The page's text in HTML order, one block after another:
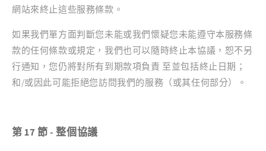
網站來終止這些服務條款。
如果我們單方面判斷您未能或我們懷疑您未能遵守本服務條
款的任何條款或規定，我們也可以隨時終止本協議，恕不另
行通知，您仍將對所有到期款項負責 至並包括終止日期；
和/或因此可能拒絕您訪問我們的服務（或其任何部分）。
第 17 節 - 整個協議